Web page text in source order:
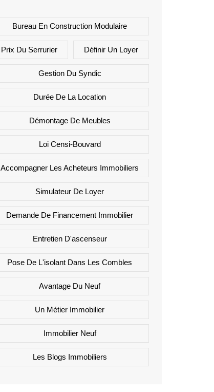
Bureau En Construction Modulaire
Prix Du Serrurier Définir Un Loyer
Gestion Du Syndic
Durée De La Location
Démontage De Meubles
Loi Censi-Bouvard
Accompagner Les Acheteurs Immobiliers
Simulateur De Loyer
Demande De Financement Immobilier
Entretien D'ascenseur
Pose De L'isolant Dans Les Combles
Avantage Du Neuf
Un Métier Immobilier
Immobilier Neuf
Les Blogs Immobiliers